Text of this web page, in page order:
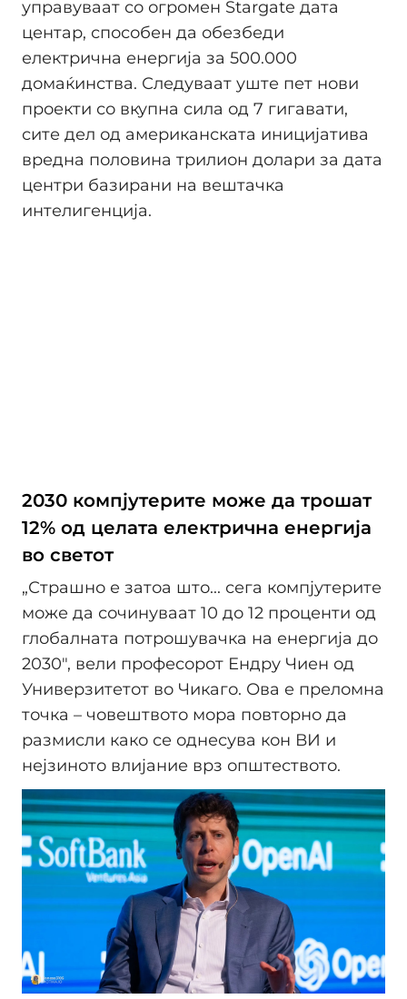
управуваат со огромен Stargate дата
центар, способен да обезбеди
електрична енергија за 500.000
домаќинства. Следуваат уште пет нови
проекти со вкупна сила од 7 гигавати,
сите дел од американската иницијатива
вредна половина трилион долари за дата
центри базирани на вештачка
интелигенција.
2030 компјутерите може да трошат
12% од целата електрична енергија
во светот
„Страшно е затоа што... сега компјутерите
може да сочинуваат 10 до 12 проценти од
глобалната потрошувачка на енергија до
2030", вели професорот Ендру Чиен од
Универзитетот во Чикаго. Ова е преломна
точка – човештвото мора повторно да
размисли како се однесува кон ВИ и
нејзиното влијание врз општеството.